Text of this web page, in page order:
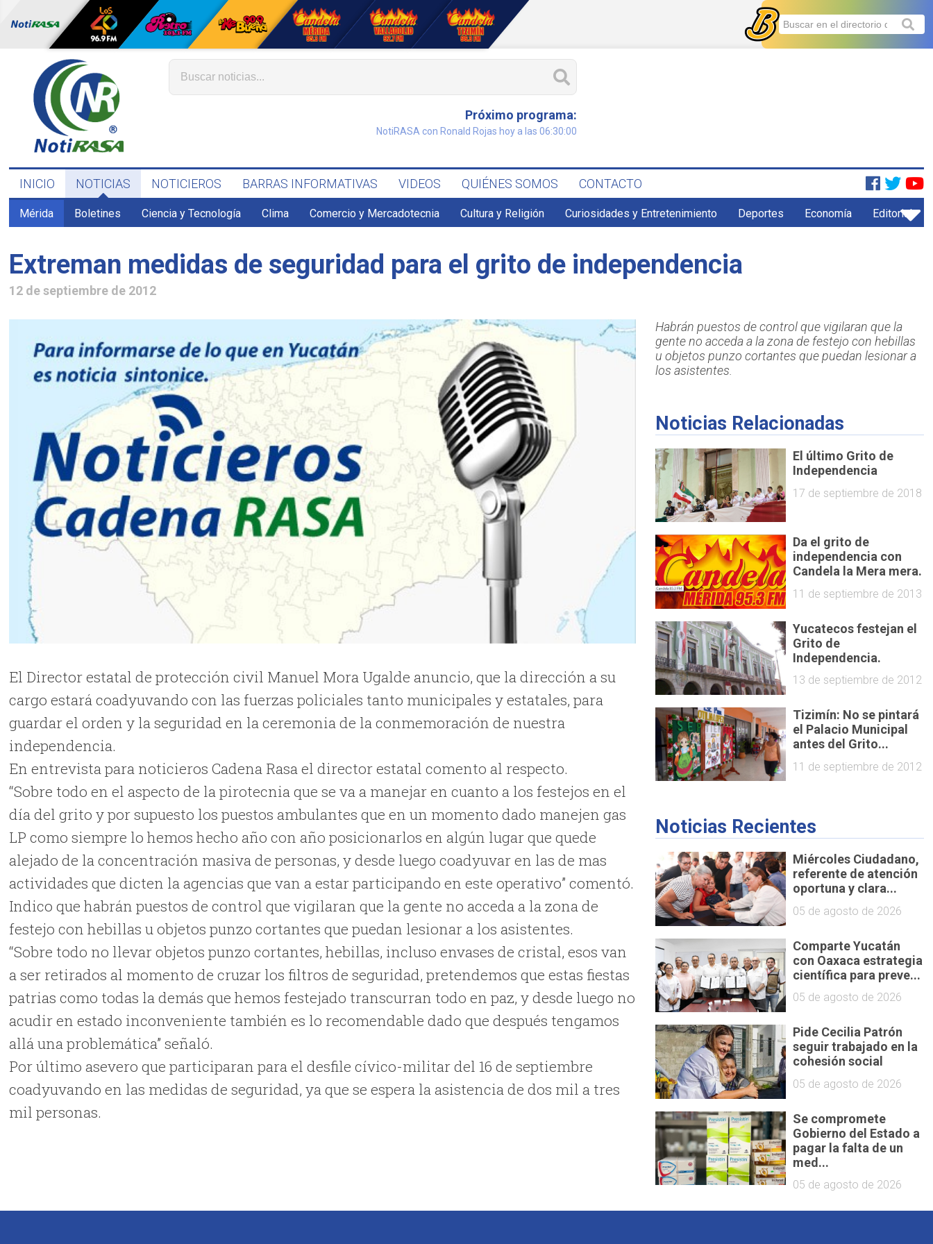
Próximo programa:
NotiRASA con Ronald Rojas hoy a las 06:30:00
INICIO NOTICIAS NOTICIEROS BARRAS INFORMATIVAS VIDEOS QUIÉNES SOMOS CONTACTO
Mérida Boletines Ciencia y Tecnología Clima Comercio y Mercadotecnia Cultura y Religión Curiosidades y Entretenimiento Deportes Economía Editorial
Extreman medidas de seguridad para el grito de independencia
12 de septiembre de 2012
El Director estatal de protección civil Manuel Mora Ugalde anuncio, que la dirección a su
cargo estará coadyuvando con las fuerzas policiales tanto municipales y estatales, para
guardar el orden y la seguridad en la ceremonia de la conmemoración de nuestra
independencia.
En entrevista para noticieros Cadena Rasa el director estatal comento al respecto.
“Sobre todo en el aspecto de la pirotecnia que se va a manejar en cuanto a los festejos en el
día del grito y por supuesto los puestos ambulantes que en un momento dado manejen gas
LP como siempre lo hemos hecho año con año posicionarlos en algún lugar que quede
alejado de la concentración masiva de personas, y desde luego coadyuvar en las de mas
actividades que dicten la agencias que van a estar participando en este operativo” comentó.
Indico que habrán puestos de control que vigilaran que la gente no acceda a la zona de
festejo con hebillas u objetos punzo cortantes que puedan lesionar a los asistentes.
“Sobre todo no llevar objetos punzo cortantes, hebillas, incluso envases de cristal, esos van
a ser retirados al momento de cruzar los filtros de seguridad, pretendemos que estas fiestas
patrias como todas la demás que hemos festejado transcurran todo en paz, y desde luego no
acudir en estado inconveniente también es lo recomendable dado que después tengamos
allá una problemática” señaló.
Por último asevero que participaran para el desfile cívico-militar del 16 de septiembre
coadyuvando en las medidas de seguridad, ya que se espera la asistencia de dos mil a tres
mil personas.
Habrán puestos de control que vigilaran que la
gente no acceda a la zona de festejo con hebillas
u objetos punzo cortantes que puedan lesionar a
los asistentes.
Noticias Relacionadas
El último Grito de
Independencia
17 de septiembre de 2018
Da el grito de
independencia con
Candela la Mera mera.
11 de septiembre de 2013
Yucatecos festejan el
Grito de
Independencia.
13 de septiembre de 2012
Tizimín: No se pintará
el Palacio Municipal
antes del Grito...
11 de septiembre de 2012
Noticias Recientes
Miércoles Ciudadano,
referente de atención
oportuna y clara...
05 de agosto de 2026
Comparte Yucatán
con Oaxaca estrategia
científica para preve...
05 de agosto de 2026
Pide Cecilia Patrón
seguir trabajado en la
cohesión social
05 de agosto de 2026
Se compromete
Gobierno del Estado a
pagar la falta de un
med...
05 de agosto de 2026